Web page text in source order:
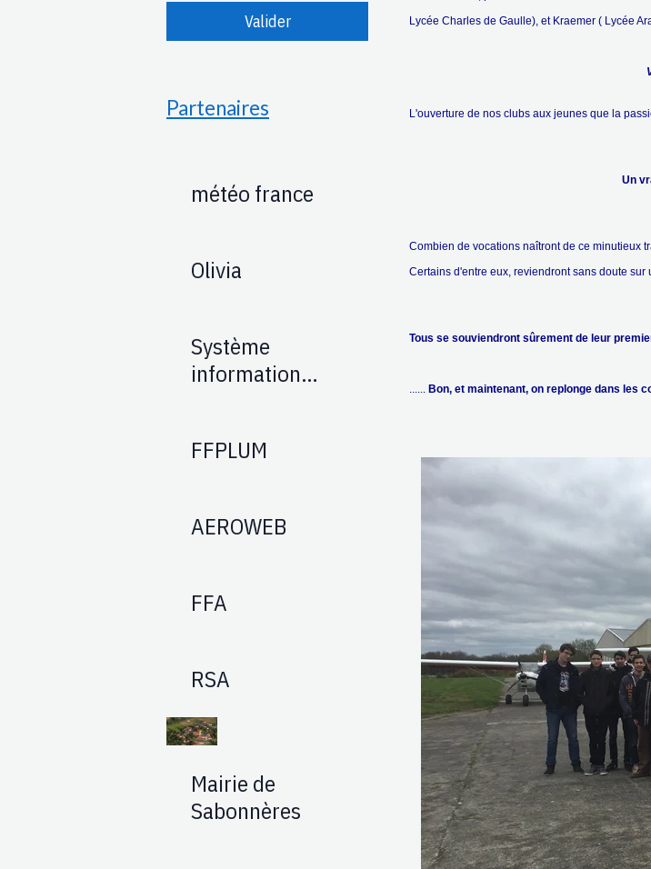
Lycée Charles de Gaulle), et Kraemer ( Lycée
Voici un rêve qui
L'ouverture de nos clubs aux jeunes que la
Un vrai step, comme
Combien de vocations naîtront de ce minutieux
Certains d'entre eux, reviendront sans doute sur
Tous se souviendront sûrement de leur
...... Bon, et maintenant, on replonge dans les
Valider
Partenaires
météo france
Olivia
Système
information
FFPLUM
AEROWEB
FFA
RSA
Mairie de
Sabonnères